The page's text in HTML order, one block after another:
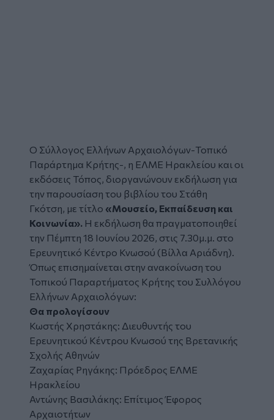
Ο Σύλλογος Ελλήνων Αρχαιολόγων-Τοπικό
Παράρτημα Κρήτης-, η ΕΛΜΕ Ηρακλείου και οι
εκδόσεις Τόπος, διοργανώνουν εκδήλωση για
την παρουσίαση του βιβλίου του Στάθη
Γκότση, με τίτλο «Μουσείο, Εκπαίδευση και
Κοινωνία». Η εκδήλωση θα πραγματοποιηθεί
την Πέμπτη 18 Ιουνίου 2026, στις 7.30μ.μ. στο
Ερευνητικό Κέντρο Κνωσού (Βίλλα Αριάδνη).
Όπως επισημαίνεται στην ανακοίνωση του
Τοπικού Παραρτήματος Κρήτης του Συλλόγου
Ελλήνων Αρχαιολόγων:
Θα προλογίσουν
Κωστής Χρηστάκης: Διευθυντής του
Ερευνητικού Κέντρου Κνωσού της Βρετανικής
Σχολής Αθηνών
Ζαχαρίας Ρηγάκης: Πρόεδρος ΕΛΜΕ
Ηρακλείου
Αντώνης Βασιλάκης: Επίτιμος Έφορος
Αρχαιοτήτων